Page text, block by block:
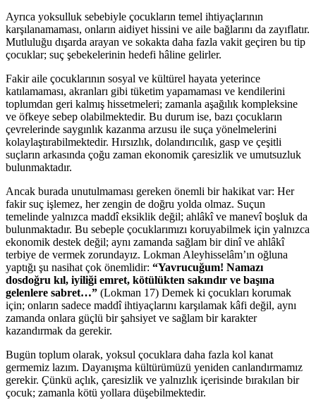
Ayrıca yoksulluk sebebiyle çocukların temel ihtiyaçlarının
karşılanamaması, onların aidiyet hissini ve aile bağlarını da zayıflatır.
Mutluluğu dışarda arayan ve sokakta daha fazla vakit geçiren bu tip
çocuklar; suç şebekelerinin hedefi hâline gelirler.
Fakir aile çocuklarının sosyal ve kültürel hayata yeterince
katılamaması, akranları gibi tüketim yapamaması ve kendilerini
toplumdan geri kalmış hissetmeleri; zamanla aşağılık kompleksine
ve öfkeye sebep olabilmektedir. Bu durum ise, bazı çocukların
çevrelerinde saygınlık kazanma arzusu ile suça yönelmelerini
kolaylaştırabilmektedir. Hırsızlık, dolandırıcılık, gasp ve çeşitli
suçların arkasında çoğu zaman ekonomik çaresizlik ve umutsuzluk
bulunmaktadır.
Ancak burada unutulmaması gereken önemli bir hakikat var: Her
fakir suç işlemez, her zengin de doğru yolda olmaz. Suçun
temelinde yalnızca maddî eksiklik değil; ahlâkî ve manevî boşluk da
bulunmaktadır. Bu sebeple çocuklarımızı koruyabilmek için yalnızca
ekonomik destek değil; aynı zamanda sağlam bir dinî ve ahlâkî
terbiye de vermek zorundayız. Lokman Aleyhisselâm’ın oğluna
yaptığı şu nasihat çok önemlidir: “Yavrucuğum! Namazı
dosdoğru kıl, iyiliği emret, kötülükten sakındır ve başına
gelenlere sabret…” (Lokman 17) Demek ki çocukları korumak
için; onların sadece maddî ihtiyaçlarını karşılamak kâfi değil, aynı
zamanda onlara güçlü bir şahsiyet ve sağlam bir karakter
kazandırmak da gerekir.
Bugün toplum olarak, yoksul çocuklara daha fazla kol kanat
germemiz lazım. Dayanışma kültürümüzü yeniden canlandırmamız
gerekir. Çünkü açlık, çaresizlik ve yalnızlık içerisinde bırakılan bir
çocuk; zamanla kötü yollara düşebilmektedir.